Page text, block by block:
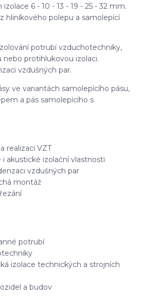
6 - 10 - 13 - 19 - 25 - 32 mm.
hliníkového polepu a samolepící
potrubí vzduchotechniky,
protihlukovou izolaci.
vzdušných par.
ve variantách samolepícího pásu,
a pás samolepícího s
realizaci VZT
akustické izolační vlastnosti
vzdušných par
montáž
potrubí
izolace technických a strojních
a budov